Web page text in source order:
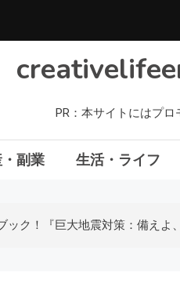
PR：本サイトにはプ
副業 生活・ライフ
ック！『巨大地震対策：備え